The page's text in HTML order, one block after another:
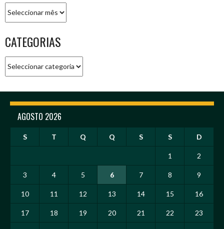
CATEGORIAS
AGOSTO 2026
S T Q Q S S D
1 2
3 4 5 6 7 8 9
10 11 12 13 14 15 16
17 18 19 20 21 22 23